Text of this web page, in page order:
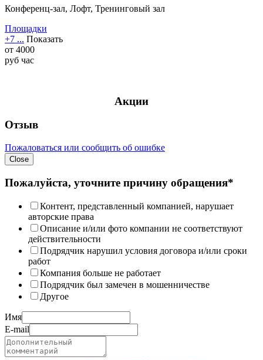
Конференц-зал, Лофт, Тренинговый зал
Площадки
+7 ... Показать
от 4000
руб час
Акции
Отзыв
Пожаловаться или сообщить об ошибке
Close
Пожалуйста, уточните причину обращения*
Контент, представленный компанией, нарушает
авторские права
Описание и/или фото компании не соответствуют
действительности
Подрядчик нарушил условия договора и/или сроки
работ
Компания больше не работает
Подрядчик был замечен в мошенничестве
Другое
Имя
E-mail